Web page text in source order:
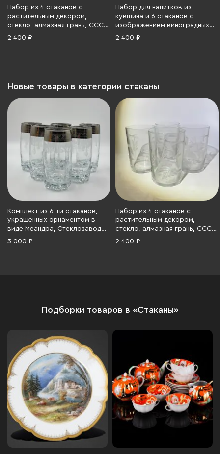
Набор из 4 стаканов с
растительным декором,
стекло, алмазная грань, СССР,
1970-1990 гг.
2 400 ₽
Набор для напитков из
кувшина и 6 стаканов с
изображением виноградных
листьев, стекло, Российская
2 400 ₽
Новые товары в категории стаканы
Комплект из 6-ти стаканов,
украшенных орнаментом в
виде Меандра, Стеклозавод
«Неман», стекло, гравировка,
3 000 ₽
Набор из 4 стаканов с
растительным декором,
стекло, алмазная грань, СССР,
1970-1990 гг.
2 400 ₽
Подборки товаров в «Стаканы»